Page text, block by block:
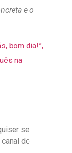
e o
bom dia!”,
na
se
do